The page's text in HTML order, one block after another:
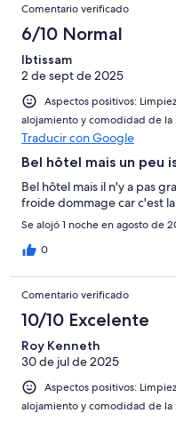
Comentario verificado
6/10 Normal
Ibtissam
2 de sept de 2025
Aspectos positivos:
alojamiento y comodidad de la
Traducir con Google
Bel hôtel mais un peu
Bel hôtel mais il n'y a pas
froide dommage car c'est
Se alojó 1 noche en agosto de
0
Comentario verificado
10/10 Excelente
Roy Kenneth
30 de jul de 2025
Aspectos positivos:
alojamiento y comodidad de la